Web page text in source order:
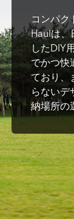
コンパク
Haulは、
したDIY
でかつ快
ており、
らないデ
納場所の